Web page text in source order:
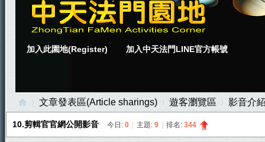
加入此園地(Register) 加入中天法門LINE官方帳號
文章發表區(Article sharings) 遊客瀏覽區 影音介
10.剪輯官官網公開影音 今日: 0 主題: 9 排名: 344